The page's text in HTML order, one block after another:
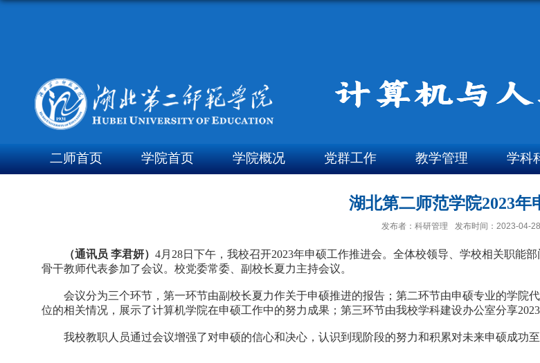
二师首页 学院首页 学院概况 党群工作 教学管理 学科
湖北第二师范学院2023年
发布者：科研管理 发布时间：2023-04-28
（通讯员 李君妍） 4月28日下午，我校召开2023年申硕工作推进会。全体校领导、学校相关职能
骨干教师代表参加了会议。校党委常委、副校长夏力主持会议。
会议分为三个环节，第一环节由副校长夏力作关于申硕推进的报告；第二环节由申硕专业的学院
位的相关情况，展示了计算机学院在申硕工作中的努力成果；第三环节由我校学科建设办公室分享
我校教职人员通过会议增强了对申硕的信心和决心，认识到现阶段的努力和积累对未来申硕成功